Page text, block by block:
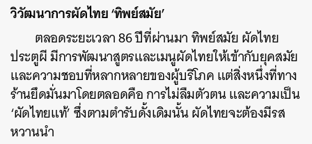
วิวัฒนาการผัดไทย ‘ทิพย์สมัย’
ตลอดระยะเวลา 86 ปีที่ผ่านมา ทิพย์สมัย ผัดไทย
ประตูผี มีการพัฒนาสูตรและเมนูผัดไทยให้เข้ากับยุคสมัย
และความชอบที่หลากหลายของผู้บริโภค แต่สิ่งหนึ่งที่ทาง
ร้านยึดมั่นมาโดยตลอดคือ การไม่ลืมตัวตน และความเป็น
‘ผัดไทยแท้’ ซึ่งตามตำรับดั้งเดิมนั้น ผัดไทยจะต้องมีรส
หวานนำ